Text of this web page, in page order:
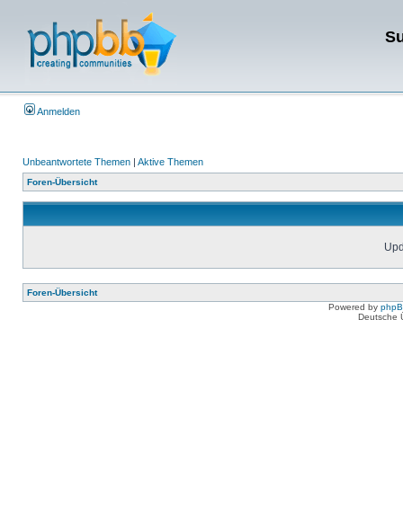
Anmelden
Unbeantwortete Themen | Aktive Themen
Foren-Übersicht
Foren-Übersicht
Powered by
Deutsche